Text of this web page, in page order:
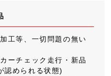
工等、一切問題の無い
ーチェック走行・新品
認められる状態)